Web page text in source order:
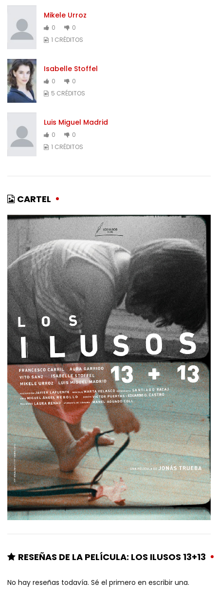
Mikele Urroz
0
0
1 CRÉDITOS
Isabelle Stoffel
0
0
5 CRÉDITOS
Luis Miguel Madrid
0
0
1 CRÉDITOS
CARTEL
RESEÑAS DE LA PELÍCULA: LOS ILUSOS 13+13
No hay reseñas todavía. Sé el primero en escribir una.